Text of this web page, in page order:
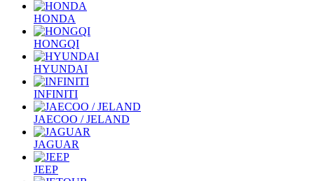
HONDA
HONGQI
HYUNDAI
INFINITI
JAECOO / JELAND
JAGUAR
JEEP